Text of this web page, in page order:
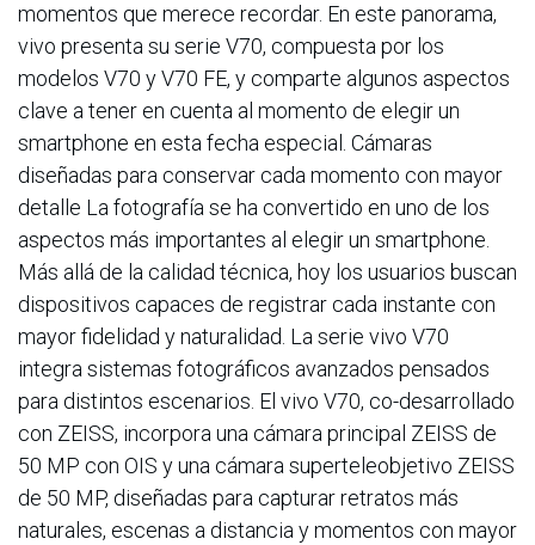
momentos que merece recordar. En este panorama,
vivo presenta su serie V70, compuesta por los
modelos V70 y V70 FE, y comparte algunos aspectos
clave a tener en cuenta al momento de elegir un
smartphone en esta fecha especial. Cámaras
diseñadas para conservar cada momento con mayor
detalle La fotografía se ha convertido en uno de los
aspectos más importantes al elegir un smartphone.
Más allá de la calidad técnica, hoy los usuarios buscan
dispositivos capaces de registrar cada instante con
mayor fidelidad y naturalidad. La serie vivo V70
integra sistemas fotográficos avanzados pensados
para distintos escenarios. El vivo V70, co-desarrollado
con ZEISS, incorpora una cámara principal ZEISS de
50 MP con OIS y una cámara superteleobjetivo ZEISS
de 50 MP, diseñadas para capturar retratos más
naturales, escenas a distancia y momentos con mayor